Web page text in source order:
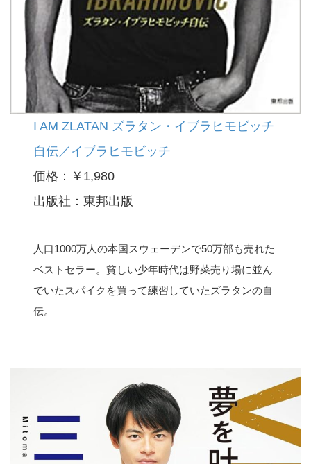
I AM ZLATAN ズラタン・イブラヒモビッチ
自伝／イブラヒモビッチ
価格：￥1,980
出版社：東邦出版
人口1000万人の本国スウェーデンで50万部も売れた
ベストセラー。貧しい少年時代は野菜売り場に並ん
でいたスパイクを買って練習していたズラタンの自
伝。